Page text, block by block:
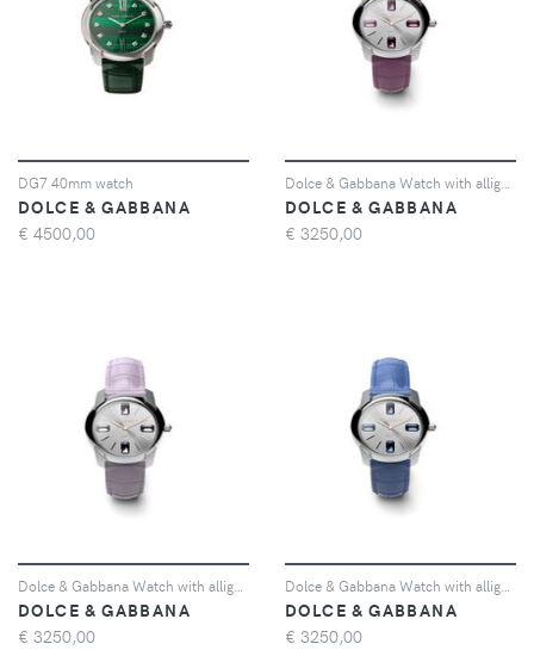
DG7 40mm watch
DOLCE & GABBANA
€ 4500,00
Dolce & Gabbana Watch with alligator strap - Rosa
DOLCE & GABBANA
€ 3250,00
Dolce & Gabbana Watch with alligator strap - Viola
DOLCE & GABBANA
€ 3250,00
Dolce & Gabbana Watch with alligator strap - Blu
DOLCE & GABBANA
€ 3250,00